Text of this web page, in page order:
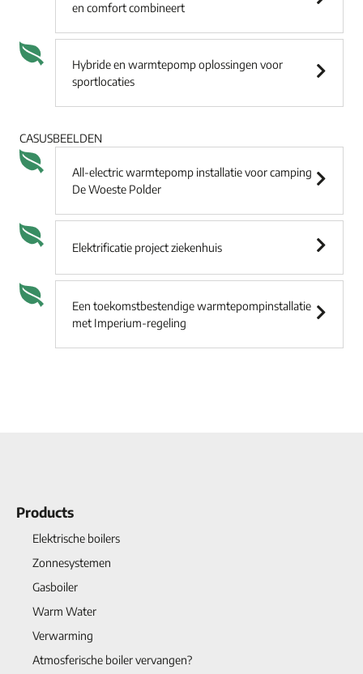
en comfort combineert
Hybride en warmtepomp oplossingen voor
sportlocaties
CASUSBEELDEN
All-electric warmtepomp installatie voor camping
De Woeste Polder
Elektrificatie project ziekenhuis
Een toekomstbestendige warmtepompinstallatie
met Imperium-regeling
Products
Elektrische boilers
Zonnesystemen
Gasboiler
Warm Water
Verwarming
Atmosferische boiler vervangen?